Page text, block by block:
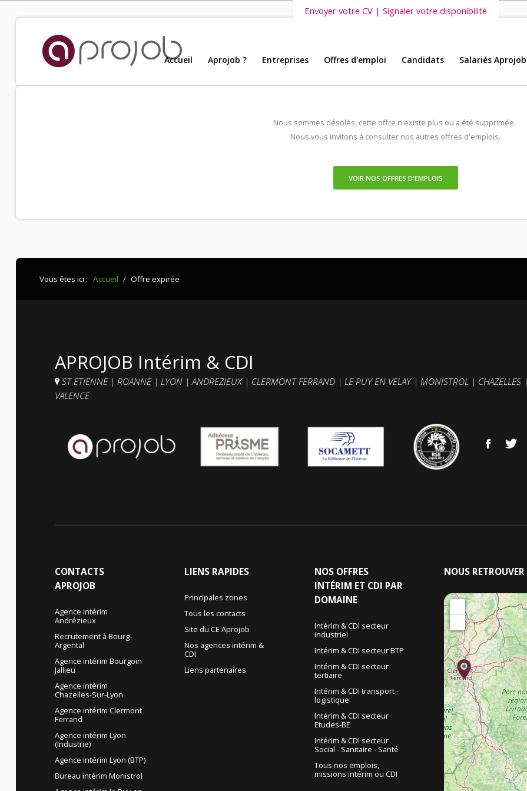
Accueil
Aprojob ?
Salariés Aprojob
Envoyer votre CV | Signaler votre disponibilité
Accueil Aprojob ? Entreprises Offres d'emploi Candidats Salariés Aprojob
Nous sommes désolés, cette offre n'existe plus ou a été supprimée.
Nous vous invitons à consulter nos autres offres d'emplois.
VOIR NOS OFFRES D'EMPLOIS
Vous êtes ici : Accueil / Offre expirée
APROJOB Intérim & CDI
ST ETIENNE| ROANNE | LYON |ANDREZIEUX | CLERMONT FERRAND | LE PUY EN VELAY| MONISTROL | CHAZELLES |
VALENCE
CONTACTS
APROJOB
Agence intérim
Andrézieux
Recrutement à Bourg-
Argental
Agence intérim Bourgoin
Jallieu
Agence intérim
Chazelles-Sur-Lyon
Agence intérim Clermont
Ferrand
Agence intérim Lyon
(Industrie)
Agence intérim Lyon (BTP)
Bureau intérim Monistrol
LIENS RAPIDES
Principales zones
Tous les contacts
Site du CE Aprojob
Nos agences intérim &
CDI
Liens partenaires
NOS OFFRES
INTÉRIM ET CDI PAR
DOMAINE
Intérim & CDI secteur
industriel
Intérim & CDI secteur BTP
Intérim & CDI secteur
tertiaire
Intérim & CDI transport -
logistique
Intérim & CDI secteur
Etudes-BE
Intérim & CDI secteur
Social - Sanitaire - Santé
Tous nos emplois,
missions intérim ou CDI
NOUS RETROUVER